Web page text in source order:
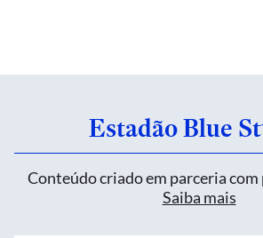
Estadão Blue
Conteúdo criado em parceria
Saiba mais